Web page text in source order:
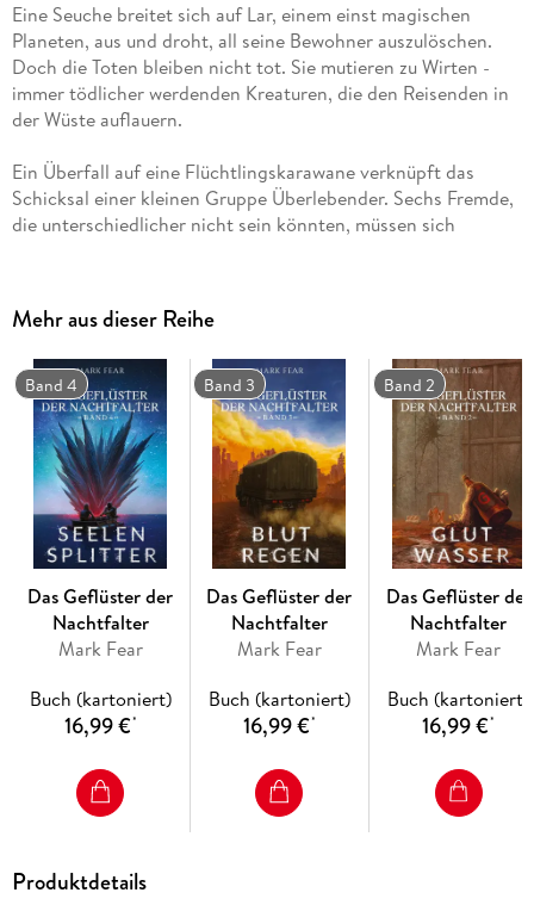
Eine Seuche breitet sich auf Lar, einem einst magischen
Planeten, aus und droht, all seine Bewohner auszulöschen.
Doch die Toten bleiben nicht tot. Sie mutieren zu Wirten -
immer tödlicher werdenden Kreaturen, die den Reisenden in
der Wüste auflauern.
Ein Überfall auf eine Flüchtlingskarawane verknüpft das
Schicksal einer kleinen Gruppe Überlebender. Sechs Fremde,
die unterschiedlicher nicht sein könnten, müssen sich
sein könnte? Wie viel von dem, was die anderen preisgeben,
ist wahr? Und welche Gefahren lauern noch in der roten
Wüste?
Mehr aus dieser Reihe
Band 4
Das Geflüster der
Nachtfalter
Mark Fear
Buch (kartoniert)
16,99 €*
Band 3
Das Geflüster der
Nachtfalter
Mark Fear
Buch (kartoniert)
16,99 €*
Band 2
Das Geflüster der
Nachtfalter
Mark Fear
Buch (kartoniert)
16,99 €*
Produktdetails